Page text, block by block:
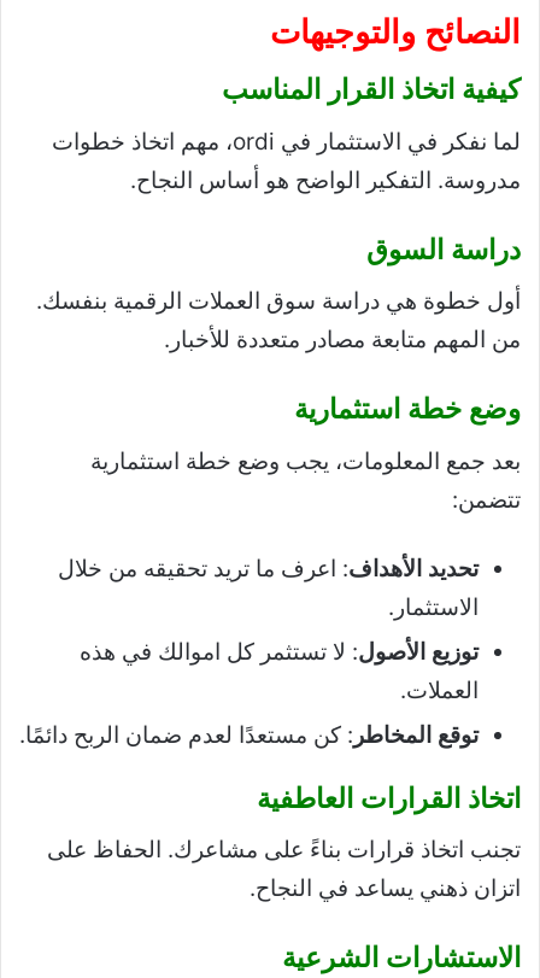
النصائح والتوجيهات
كيفية اتخاذ القرار المناسب
لما نفكر في الاستثمار في ordi، مهم اتخاذ خطوات
مدروسة. التفكير الواضح هو أساس النجاح.
دراسة السوق
أول خطوة هي دراسة سوق العملات الرقمية بنفسك.
من المهم متابعة مصادر متعددة للأخبار.
وضع خطة استثمارية
بعد جمع المعلومات، يجب وضع خطة استثمارية
تتضمن:
تحديد الأهداف: اعرف ما تريد تحقيقه من خلال
الاستثمار.
توزيع الأصول: لا تستثمر كل اموالك في هذه
العملات.
توقع المخاطر : كن مستعدًا لعدم ضمان الربح دائمًا.
اتخاذ القرارات العاطفية
تجنب اتخاذ قرارات بناءً على مشاعرك. الحفاظ على
اتزان ذهني يساعد في النجاح.
الاستشارات الشرعية